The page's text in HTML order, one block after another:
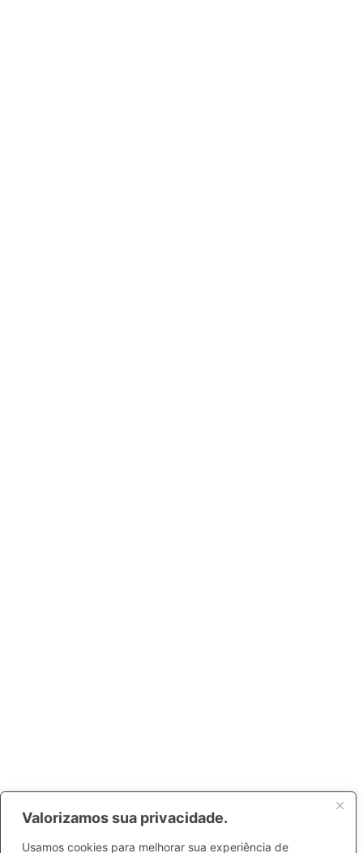
Valorizamos sua privacidade.
Usamos cookies para melhorar sua experiência de